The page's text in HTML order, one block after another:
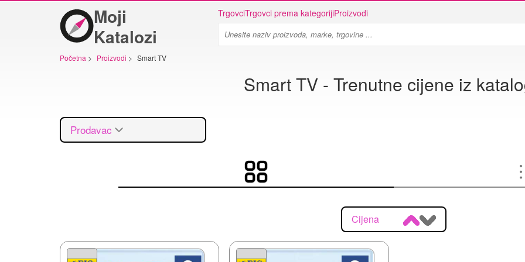
Moji
Katalozi
TrgovciTrgovci prema kategorijiProizvodi
Početna > Proizvodi > Smart TV
Smart TV - Trenutne cijene iz
Prodavac
Cijena